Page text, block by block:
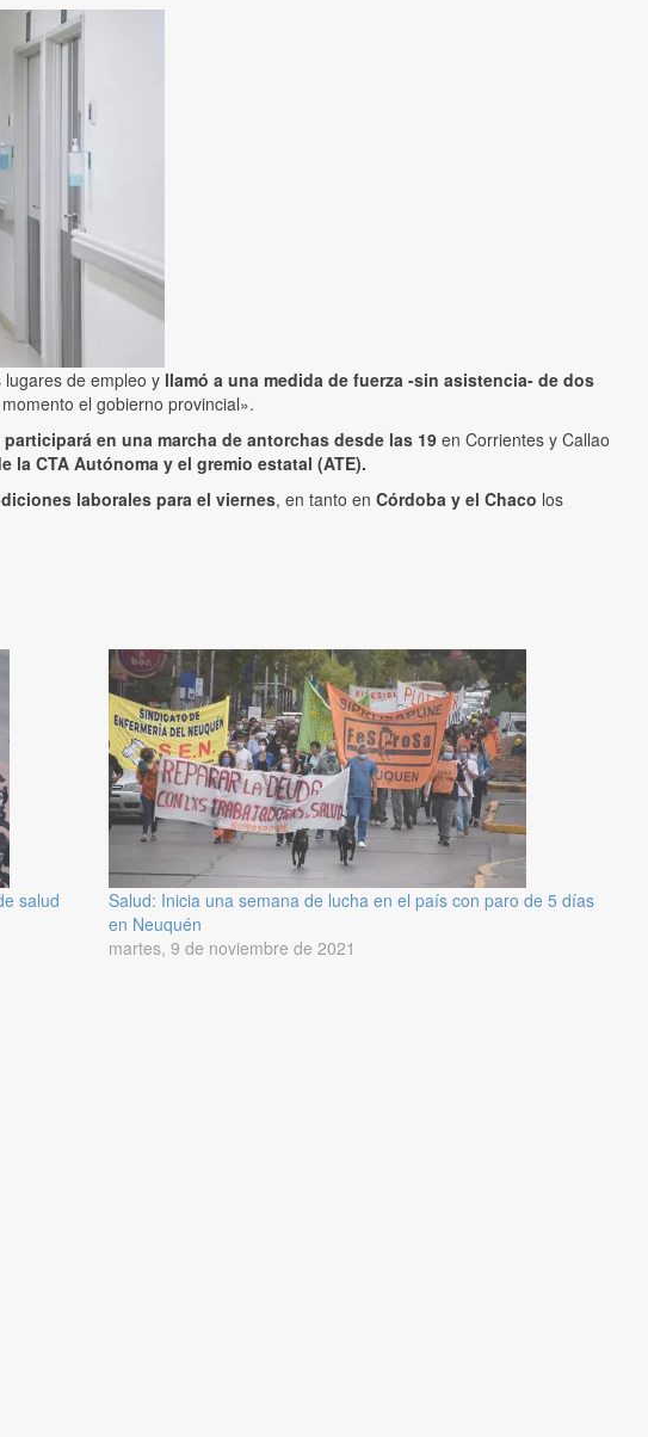
lugares de empleo y llamó a una medida de fuerza -sin asistencia- de dos
el gobierno provincial».
en una marcha de antorchas desde las 19 en Corrientes y Callao
CTA Autónoma y el gremio estatal (ATE).
laborales para el viernes, en tanto en Córdoba y el Chaco los
salud
Salud: Inicia una semana de lucha en el país con paro de 5 días
en Neuquén
martes, 9 de noviembre de 2021